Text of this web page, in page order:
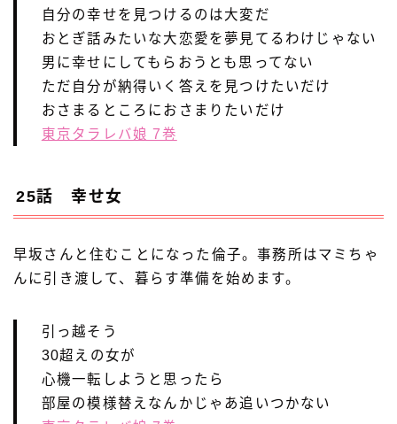
自分の幸せを見つけるのは大変だ
おとぎ話みたいな大恋愛を夢見てるわけじゃない
男に幸せにしてもらおうとも思ってない
ただ自分が納得いく答えを見つけたいだけ
おさまるところにおさまりたいだけ
東京タラレバ娘 7巻
25話 幸せ女
早坂さんと住むことになった倫子。事務所はマミちゃ
んに引き渡して、暮らす準備を始めます。
引っ越そう
30超えの女が
心機一転しようと思ったら
部屋の模様替えなんかじゃあ追いつかない